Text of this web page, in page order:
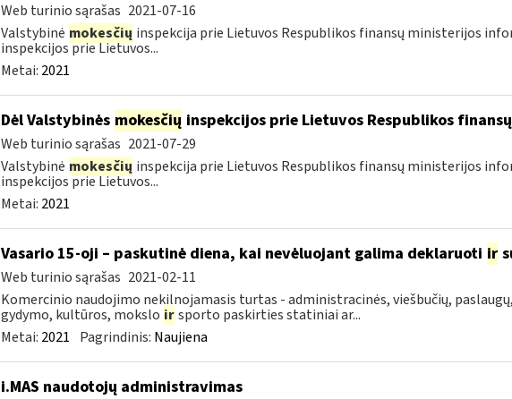
Web turinio sąrašas 2021-07-16
Valstybinė mokesčių inspekcija prie Lietuvos Respublikos finansų ministerijos
inspekcijos prie Lietuvos...
Metai: 2021
Dėl Valstybinės mokesčių inspekcijos prie Lietuvos Respublikos
Web turinio sąrašas 2021-07-29
Valstybinė mokesčių inspekcija prie Lietuvos Respublikos finansų ministerijos
inspekcijos prie Lietuvos...
Metai: 2021
Vasario 15-oji – paskutinė diena, kai nevėluojant galima deklaruoti ir
Web turinio sąrašas 2021-02-11
Komercinio naudojimo nekilnojamasis turtas - administracinės, viešbučių,
gydymo, kultūros, mokslo ir sporto paskirties statiniai ar...
Metai: 2021 Pagrindinis: Naujiena
i.MAS naudotojų administravimas